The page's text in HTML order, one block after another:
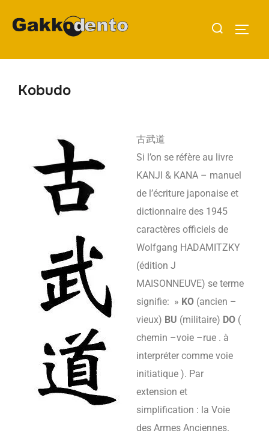
Kobudo
古武道
Si l’on se réfère au livre
KANJI & KANA – manuel
de l’écriture japonaise et
dictionnaire des 1945
caractères officiels de
Wolfgang HADAMITZKY
(édition J
MAISONNEUVE) se terme
signifie: » KO (ancien –
vieux) BU (militaire) DO (
chemin –voie –rue . à
interpréter comme voie
initiatique ). Par
extension et
simplification : la Voie
des Armes Anciennes.